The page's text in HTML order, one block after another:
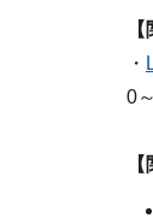
・
0